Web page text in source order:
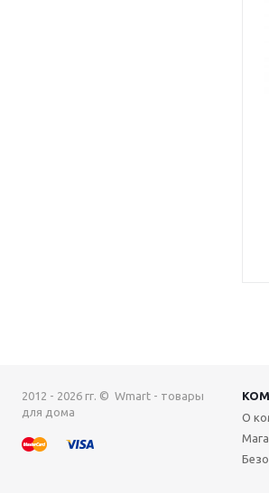
2012 - 2026 гг. © Wmart - товары
для дома
О